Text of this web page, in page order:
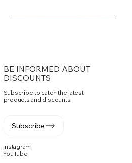
Vito Toplantı Masası U Toplantı
PASKO SANDALYE
Fuga Yönetici Masa Takımı
BE INFORMED ABOUT
DISCOUNTS
Subscribe to catch the latest
products and discounts!
Subscribe
Instagram
YouTube